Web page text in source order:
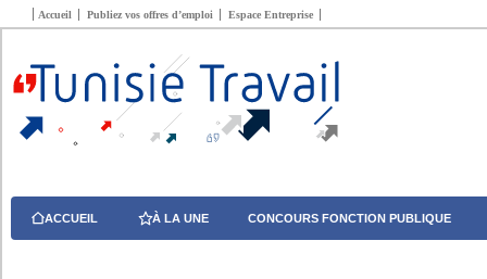
Accueil Publiez vos offres d’emploi Espace Entreprise
ACCUEIL À LA UNE CONCOURS FONCTION PUBLIQUE